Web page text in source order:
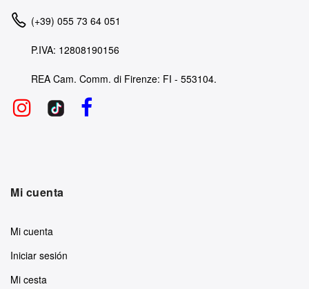
(+39) 055 73 64 051
P.IVA: 12808190156
REA Cam. Comm. di Firenze: FI - 553104.
Mi cuenta
Mi cuenta
Iniciar sesión
Mi cesta